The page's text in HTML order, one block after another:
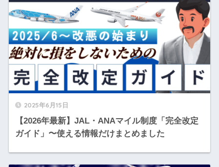
2025年6月15日
【2026年最新】JAL・ANAマイル制度「完全改定
ガイド」〜使える情報だけまとめました